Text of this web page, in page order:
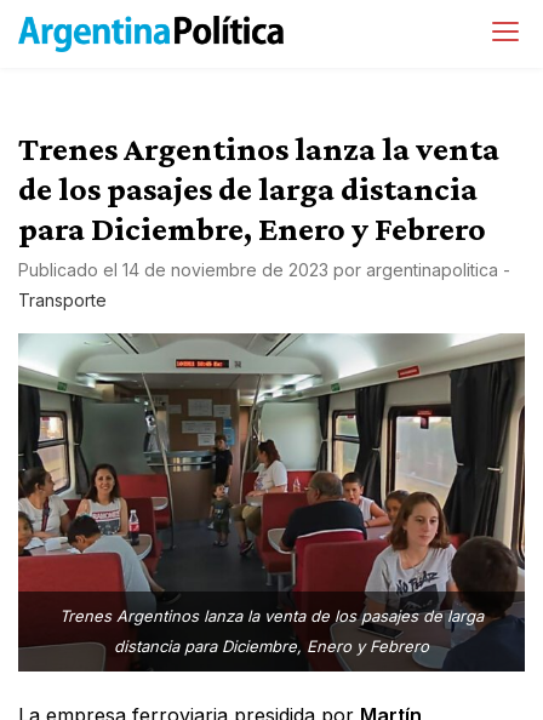
Trenes Argentinos lanza la venta
de los pasajes de larga distancia
para Diciembre, Enero y Febrero
Publicado el 14 de noviembre de 2023 por argentinapolitica -
Transporte
Trenes Argentinos lanza la venta de los pasajes de larga
distancia para Diciembre, Enero y Febrero
La empresa ferroviaria presidida por Martín